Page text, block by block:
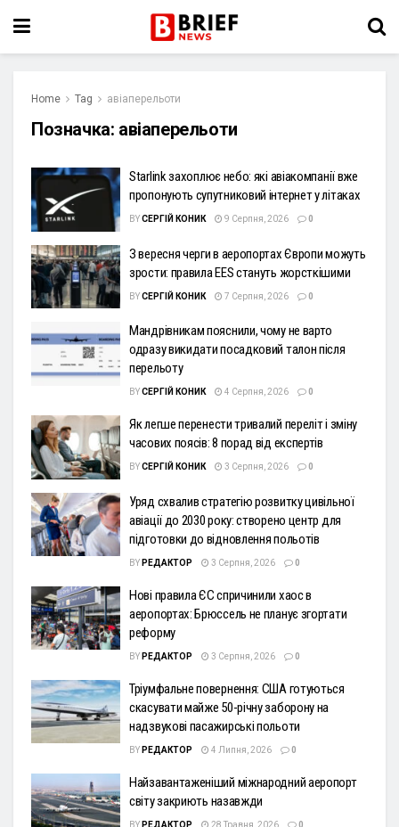
Home Tag авіаперельоти
Позначка: авіаперельоти
Starlink захоплює небо: які авіакомпанії вже
пропонують супутниковий інтернет у літаках
BYСЕРГІЙ КОНИК 9 Серпня, 2026 0
З вересня черги в аеропортах Європи можуть
зрости: правила EES стануть жорсткішими
BYСЕРГІЙ КОНИК 7 Серпня, 2026 0
Мандрівникам пояснили, чому не варто
одразу викидати посадковий талон після
перельоту
BYСЕРГІЙ КОНИК 4 Серпня, 2026 0
Як легше перенести тривалий переліт і зміну
часових поясів: 8 порад від експертів
BYСЕРГІЙ КОНИК 3 Серпня, 2026 0
Уряд схвалив стратегію розвитку цивільної
авіації до 2030 року: створено центр для
підготовки до відновлення польотів
BY РЕДАКТОР 3 Серпня, 2026 0
Нові правила ЄС спричинили хаос в
аеропортах: Брюссель не планує згортати
реформу
BY РЕДАКТОР 3 Серпня, 2026 0
Тріумфальне повернення: США готуються
скасувати майже 50-річну заборону на
надзвукові пасажирські польоти
BY РЕДАКТОР 4 Липня, 2026 0
Найзавантаженіший міжнародний аеропорт
світу закриють назавжди
BY РЕДАКТОР 28 Травня, 2026 0